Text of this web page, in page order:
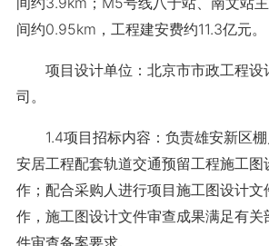
间约0.95km，工程建安费约11.3亿元。
项目设计单位：北京市市政工程设
司。
1.4项目招标内容：负责雄安新区棚
安居工程配套轨道交通预留工程施工图
作；配合采购人进行项目施工图设计
作，施工图设计文件审查成果满足有关
件审查备案要求。